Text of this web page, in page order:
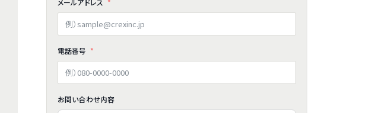
メールアドレス
電話番号
お問い合わせ内容